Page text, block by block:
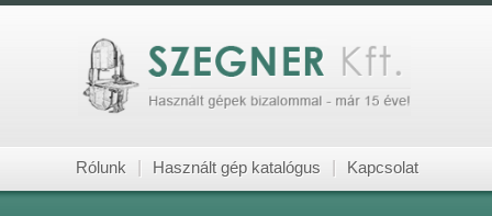
Rólunk Használt gép katalógus Kapcsolat